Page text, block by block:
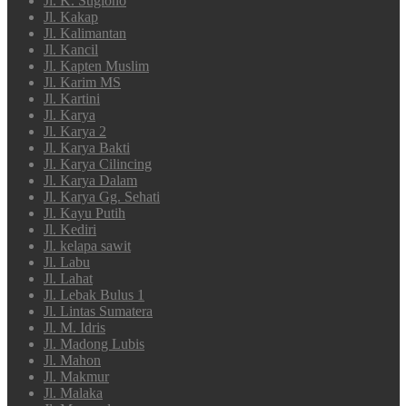
Jl. Kakap
Jl. Kalimantan
Jl. Kancil
Jl. Kapten Muslim
Jl. Karim MS
Jl. Kartini
Jl. Karya
Jl. Karya 2
Jl. Karya Bakti
Jl. Karya Cilincing
Jl. Karya Dalam
Jl. Karya Gg. Sehati
Jl. Kayu Putih
Jl. Kediri
Jl. kelapa sawit
Jl. Labu
Jl. Lahat
Jl. Lebak Bulus 1
Jl. Lintas Sumatera
Jl. M. Idris
Jl. Madong Lubis
Jl. Mahon
Jl. Makmur
Jl. Malaka